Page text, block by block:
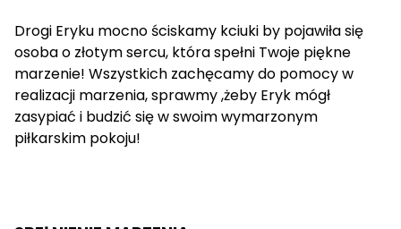
Drogi Eryku mocno ściskamy kciuki by pojawiła się
osoba o złotym sercu, która spełni Twoje piękne
marzenie! Wszystkich zachęcamy do pomocy w
realizacji marzenia, sprawmy ,żeby Eryk mógł
zasypiać i budzić się w swoim wymarzonym
piłkarskim pokoju!